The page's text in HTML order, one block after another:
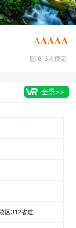
AAAAA
613人预定
全景>>
区312省道